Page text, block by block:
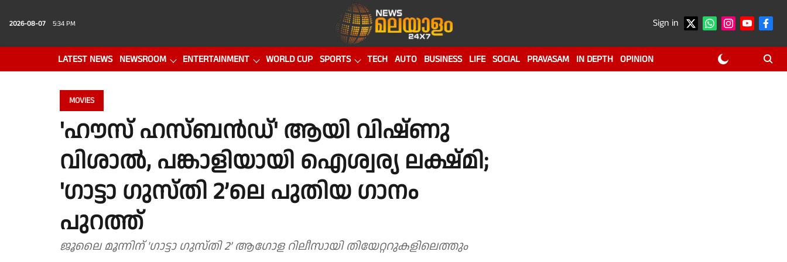
2026-08-07 5:34 PM Sign in
LATEST NEWS NEWSROOM ENTERTAINMENT WORLD CUP SPORTS TECH AUTO BUSINESS LIFE SOCIAL PRAVASAM IN DEPTH OPINION
MOVIES
'ഹൗസ് ഹസ്ബൻഡ്' ആയി വിഷ്ണു
വിശാൽ, പങ്കാളിയായി ഐശ്വര്യ ലക്ഷ്മി;
'ഗാട്ടാ ഗുസ്തി 2’ലെ പുതിയ ഗാനം
പുറത്ത്
ജൂലൈ മൂന്നിന് 'ഗാട്ടാ ഗുസ്തി 2’ ആഗോള റിലീസായി തിയേറ്ററുകളിലെത്തും